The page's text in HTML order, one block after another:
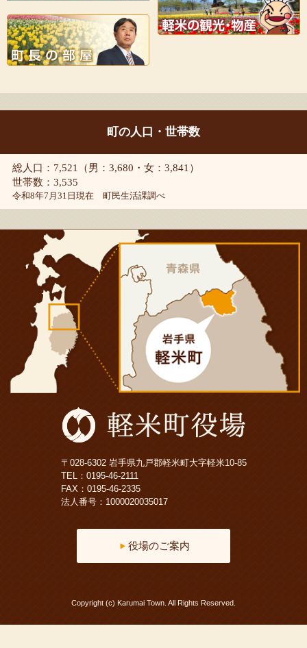
町の人口・世帯数
総人口：7,521（男：3,680・女：3,841）
世帯数：3,535
令和8年7月31日現在 町民生活課調べ
〒028-6302 岩手県九戸郡軽米町大字軽米10-85
TEL： 0195-46-2111
FAX：0195-46-2335
法人番号：1000020035017
役場のご案内
Copyright (c) Karumai Town. All Rights Reserved.